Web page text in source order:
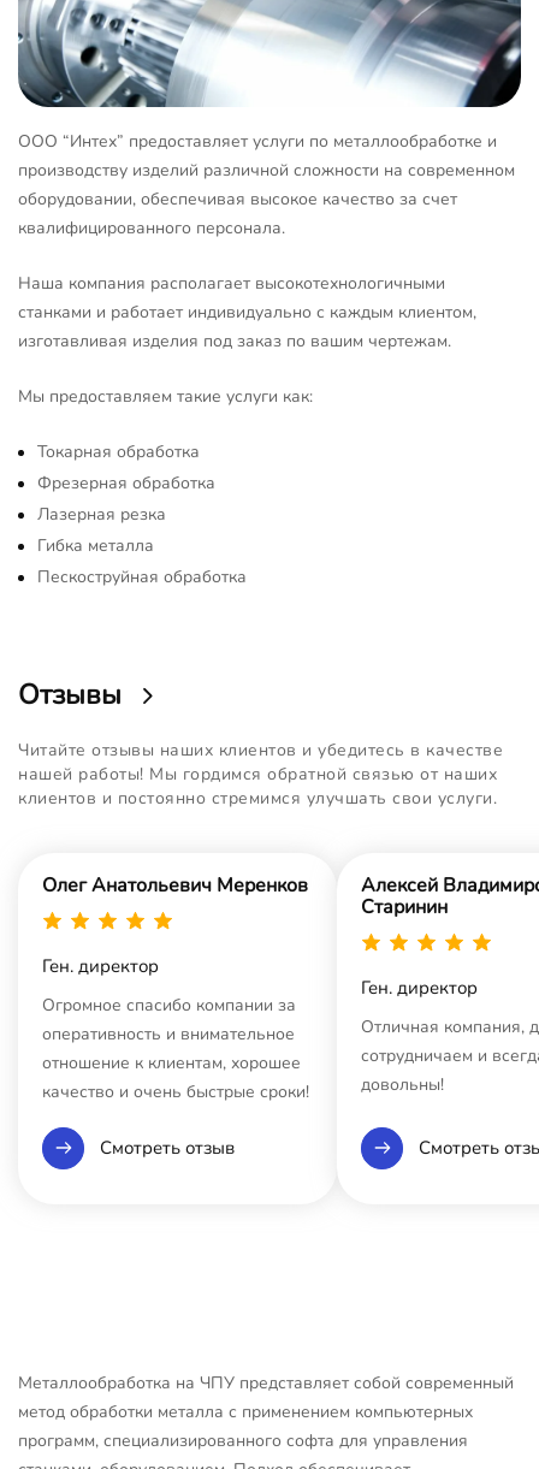
ООО “Интех” предоставляет услуги по металлообработке и
производству изделий различной сложности на современном
оборудовании, обеспечивая высокое качество за счет
квалифицированного персонала.
Наша компания располагает высокотехнологичными
станками и работает индивидуально с каждым клиентом,
изготавливая изделия под заказ по вашим чертежам.
Мы предоставляем такие услуги как:
Токарная обработка
Фрезерная обработка
Лазерная резка
Гибка металла
Пескоструйная обработка
Отзывы
Читайте отзывы наших клиентов и убедитесь в качестве
нашей работы! Мы гордимся обратной связью от наших
клиентов и постоянно стремимся улучшать свои услуги.
Олег Анатольевич Меренков
Ген. директор
Огромное спасибо компании за
оперативность и внимательное
отношение к клиентам, хорошее
качество и очень быстрые сроки!
Смотреть отзыв
Алексей
Старинин
Ген. директор
Отличная компания,
сотрудничаем и
довольны!
Смотреть
Металлообработка на ЧПУ представляет собой современный
метод обработки металла с применением компьютерных
программ, специализированного софта для управления